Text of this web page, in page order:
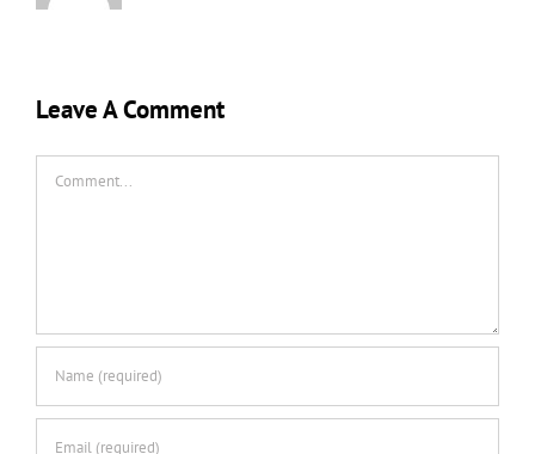
Leave A Comment
Comment